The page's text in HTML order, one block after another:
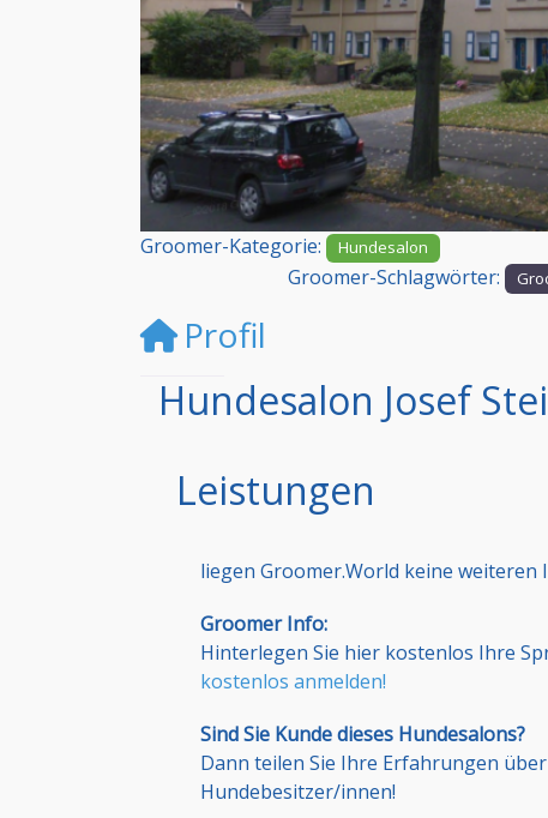
Groomer-Kategorie: Hundesalon
Groomer-Schlagwörter:
Profil
Hundesalon Josef
Leistungen
liegen Groomer.World keine
Groomer Info:
Hinterlegen Sie hier kostenlos Ihre
kostenlos anmelden!
Sind Sie Kunde dieses Hundesalons?
Dann teilen Sie Ihre Erfahrungen
Hundebesitzer/innen!